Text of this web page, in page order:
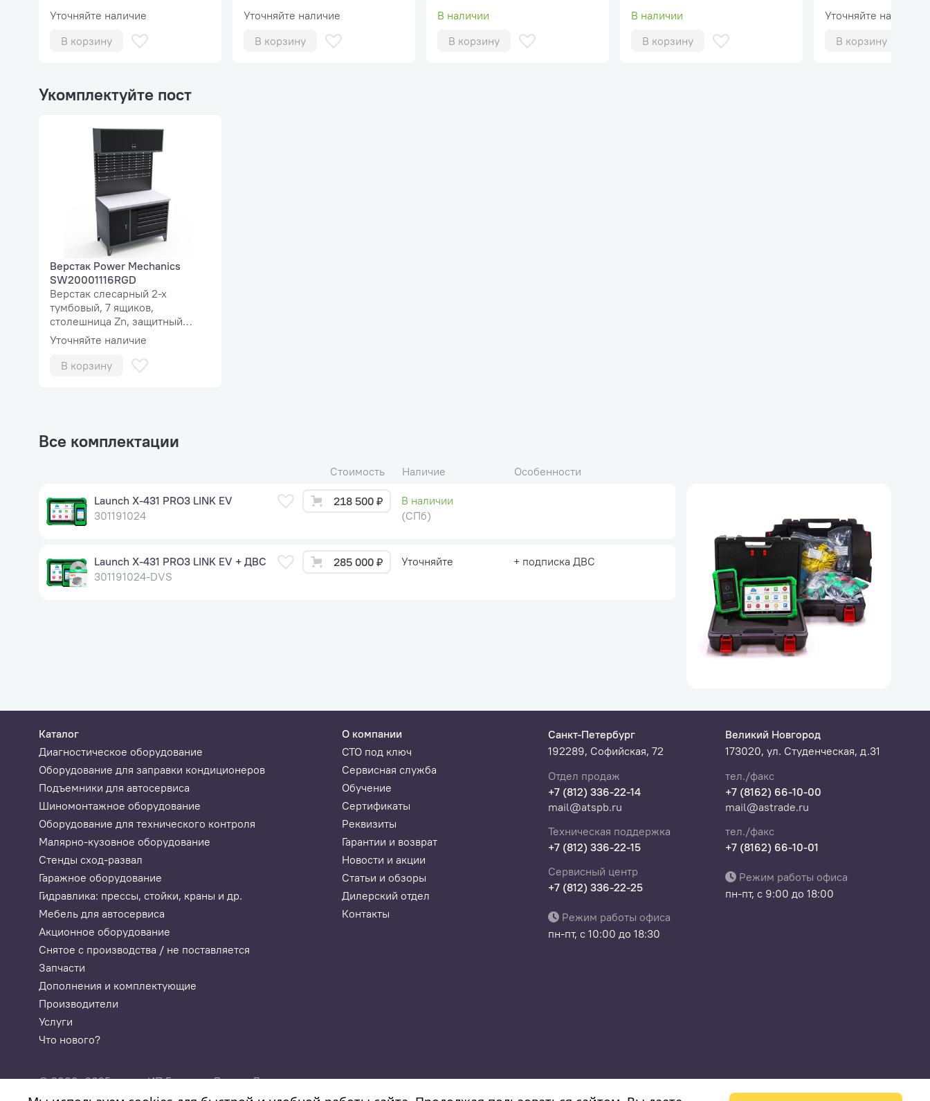
Уточняйте наличие
В корзину
Уточняйте наличие
В корзину
В наличии
В корзину
тяговой батареи.
Интегрируется в любой
диагностический сканер
В наличии
В корзину
EV.
Уточняйте наличие
В корзину
Укомплектуйте пост
Верстак Power Mechanics
SW20001116RGD
Верстак слесарный 2-х
тумбовый, 7 ящиков,
столешница Zn, защитный
экран MaxPlus
Уточняйте наличие
В корзину
Все комплектации
Стоимость Наличие Особенности
Launch X-431 PRO3 LINK EV
301191024
218 500 ₽
В наличии
(СПб)
Launch X-431 PRO3 LINK EV + ДВС
301191024-DVS
285 000 ₽ Уточняйте + подписка ДВС
Каталог
Диагностическое оборудование
Оборудование для заправки кондиционеров
Подъемники для автосервиса
Шиномонтажное оборудование
Оборудование для технического контроля
Малярно-кузовное оборудование
Стенды сход-развал
Гаражное оборудование
Гидравлика: прессы, стойки, краны и др.
Мебель для автосервиса
Акционное оборудование
Снятое с производства / не поставляется
Запчасти
Дополнения и комплектующие
Производители
Услуги
Что нового?
О компании
СТО под ключ
Сервисная служба
Обучение
Сертификаты
Реквизиты
Гарантии и возврат
Новости и акции
Статьи и обзоры
Дилерский отдел
Контакты
Санкт-Петербург
192289, Софийская, 72
Отдел продаж
+7 (812) 336-22-14
mail@atspb.ru
Техническая поддержка
+7 (812) 336-22-15
Сервисный центр
+7 (812) 336-22-25
Режим работы офиса
пн-пт, с 10:00 до 18:30
Великий Новгород
173020, ул. Студенческая, д.31
тел./факс
+7 (8162) 66-10-00
mail@astrade.ru
тел./факс
+7 (8162) 66-10-01
Режим работы офиса
пн-пт, с 9:00 до 18:00
© 2003—2025
«Автосервисторг»
ИП Годунова Лариса Леонидовна
ИНН 532108772827, ОГРНИП 308532130300022, ОКПО 308532130300022